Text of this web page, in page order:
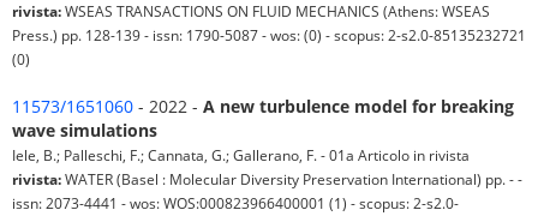
rivista:WSEAS TRANSACTIONS ON FLUID MECHANICS (Athens: WSEAS
Press.) pp. 128-139 - issn: 1790-5087 - wos: (0) - scopus: 2-s2.0-85135232721
(0)
11573/1651060 - 2022 - A new turbulence model for breaking
wave simulations
Iele, B.; Palleschi, F.; Cannata, G.; Gallerano, F. - 01a Articolo in rivista
rivista:WATER (Basel : Molecular Diversity Preservation International) pp. - -
issn: 2073-4441 - wos: WOS:000823966400001 (1) - scopus: 2-s2.0-